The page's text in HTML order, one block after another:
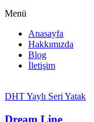
Menü
Anasayfa
Hakkımızda
Blog
İletişim
DHT Yaylı Seri Yatak
Dream Line